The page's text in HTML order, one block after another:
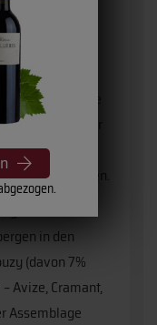
ist eines der
noch im
an wurde
Champagner
Wissen
weitergegeben.
stammen
in den
(davon 7%
Avize, Cramant,
Assemblage